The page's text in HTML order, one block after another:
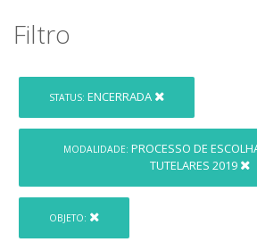
Filtro
STATUS: ENCERRADA
MODALIDADE: PROCESSO DE
TUTELARES 2019
OBJETO: